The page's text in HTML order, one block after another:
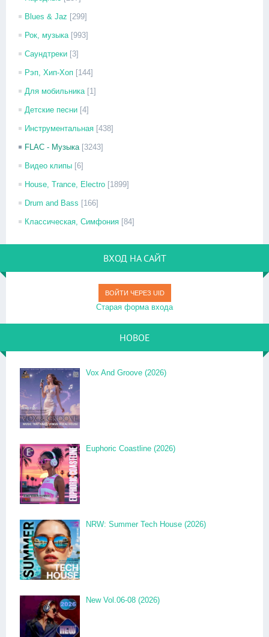
Blues & Jaz [299]
Рок, музыка [993]
Саундтреки [3]
Рэп, Хип-Хоп [144]
Для мобильника [1]
Детские песни [4]
Инструментальная [438]
FLAC - Музыка [3243]
Видео клипы [6]
House, Trance, Electro [1899]
Drum and Bass [166]
Классическая, Симфония [84]
ВХОД НА САЙТ
ВОЙТИ ЧЕРЕЗ UID
Старая форма входа
НОВОЕ
Vox And Groove (2026)
Euphoric Coastline (2026)
NRW: Summer Tech House (2026)
New Vol.06-08 (2026)